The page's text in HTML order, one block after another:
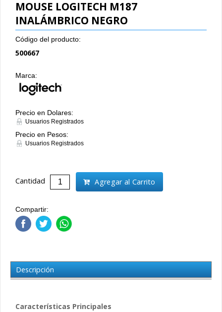
MOUSE LOGITECH M187
INALÁMBRICO NEGRO
Código del producto:
500667
Marca:
Precio en Dolares:
Usuarios Registrados
Precio en Pesos:
Usuarios Registrados
Cantidad Agregar al Carrito
Compartir:
Descripción
Características Principales